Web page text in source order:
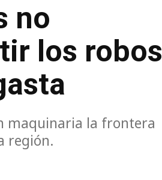
no
los robos
maquinaria la frontera
región.